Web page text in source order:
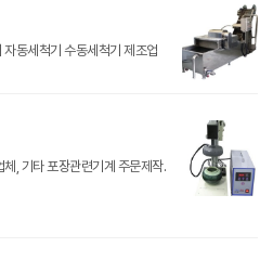
동세척기 수동세척기 제조업
, 기타 포장관련기계 주문제작.